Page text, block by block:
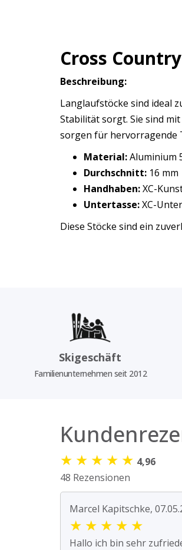
Cross
Beschreibung:
Langlaufstöcke sind ideal
Stabilität sorgt. Sie sind
sorgen für hervorragende
Material:Aluminium
Durchschnitt: 16 mm
Handhaben:XC-
Untertasse:XC-
Diese Stöcke sind ein
Skigeschäft
Familienunternehmen seit 2012
★ ★ ★ ★ ★ 4,96
48 Rezensionen
Marcel Kapitschke,
★ ★ ★ ★ ★
Hallo ich bin sehr